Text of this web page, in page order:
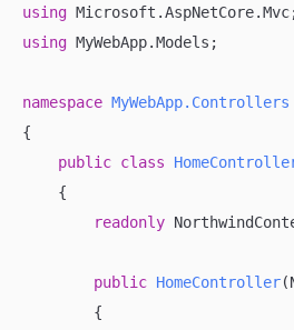
using
using MyWebApp.Models;
namespace MyWebApp.Controllers
{
public class
    {
readonly
public HomeController(
        {